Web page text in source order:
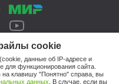
cookie
данные об IP-адресе и
для функционирования сайта.
на клавишу "Понятно" справа, вы
данных . В случае, если вы